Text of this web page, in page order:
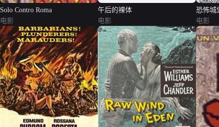
Solo Contro Roma
电影
午后的裸体
电影
恐怖城
电影